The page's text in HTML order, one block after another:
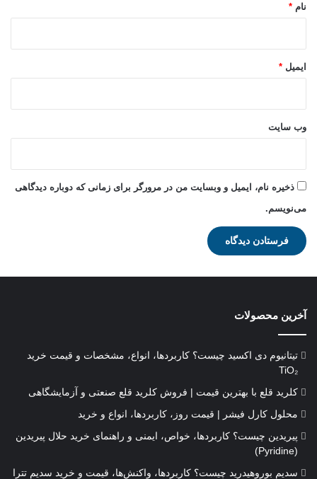
نام *
ایمیل *
وب‌ سایت
ذخیره نام، ایمیل و وبسایت من در مرورگر برای زمانی که دوباره دیدگاهی
می‌نویسم.
آخرین محصولات
تیتانیوم دی‌ اکسید چیست؟ کاربردها، انواع، مشخصات و قیمت خرید
TiO₂
کلرید قلع با بهترین قیمت | فروش کلرید قلع صنعتی و آزمایشگاهی
محلول کارل فیشر | قیمت روز، کاربردها، انواع و خرید
پیریدین چیست؟ کاربردها، خواص، ایمنی و راهنمای خرید حلال پیریدین
(Pyridine)
سدیم بوروهیدرید چیست؟ کاربردها، واکنش‌ها، قیمت و خرید سدیم تترا